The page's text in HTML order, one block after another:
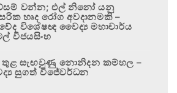
වන්න; එල් නිනෝ යනු
හෘද රෝග අවදානමකි –
විශේෂඥ වෛද්‍ය මහාචාර්ය
විජයසිංහ
සැඟවුණු නොනිදන කම්හල –
සුගත් විජේවර්ධන